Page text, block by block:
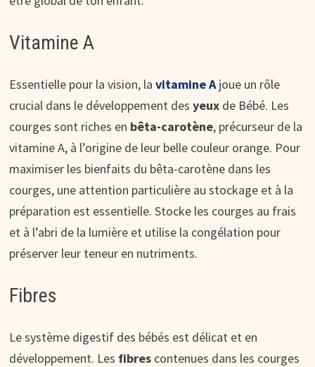
Vitamine A
Essentielle pour la vision, la vitamine Ajoue un rôle
crucial dans le développement des yeux de Bébé. Les
courges sont riches en bêta-carotène, précurseur de la
vitamine A, à l’origine de leur belle couleur orange. Pour
maximiser les bienfaits du bêta-carotène dans les
courges, une attention particulière au stockage et à la
préparation est essentielle. Stocke les courges au frais
et à l’abri de la lumière et utilise la congélation pour
préserver leur teneur en nutriments.
Fibres
Le système digestif des bébés est délicat et en
développement. Les fibres contenues dans les courges